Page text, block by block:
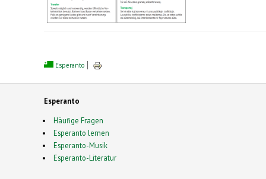
Esperanto
Esperanto
Häufige Fragen
Esperanto lernen
Esperanto-Musik
Esperanto-Literatur